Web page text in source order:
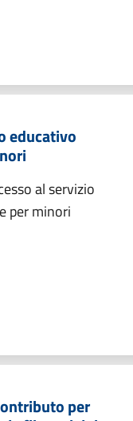
educativo
al servizio
per minori
per